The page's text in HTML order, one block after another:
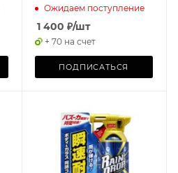
One, 40+8 мл
Ожидаем поступление
1 400 ₽/шт
+ 70 на счет
ПОДПИСАТЬСЯ